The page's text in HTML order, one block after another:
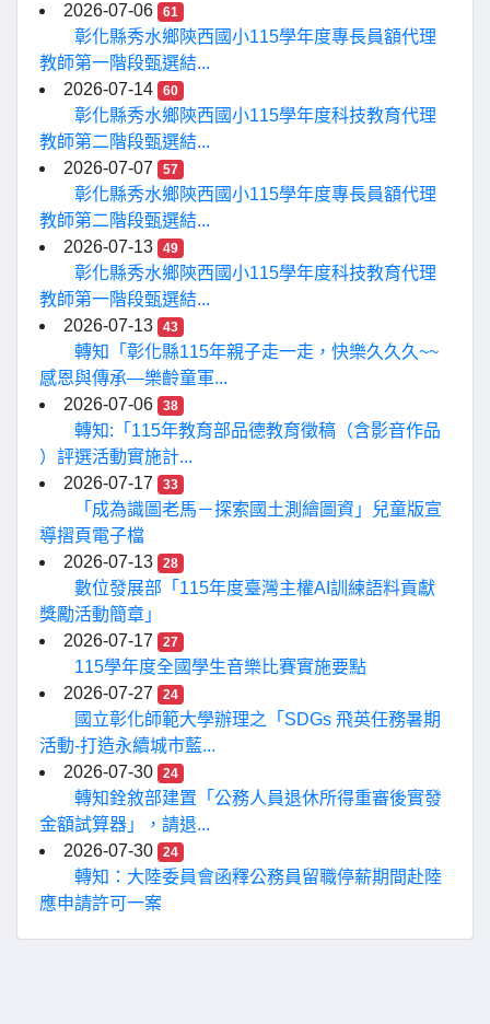
2026-07-06
61
彰化縣秀水鄉陝西國小115學年度專長員額代理
教師第一階段甄選結...
2026-07-14
60
彰化縣秀水鄉陝西國小115學年度科技教育代理
教師第二階段甄選結...
2026-07-07
57
彰化縣秀水鄉陝西國小115學年度專長員額代理
教師第二階段甄選結...
2026-07-13
49
彰化縣秀水鄉陝西國小115學年度科技教育代理
教師第一階段甄選結...
2026-07-13
43
轉知「彰化縣115年親子走一走，快樂久久久~~
感恩與傳承—樂齡童軍...
2026-07-06
38
轉知:「115年教育部品德教育徵稿（含影音作品
）評選活動實施計...
2026-07-17
33
「成為識圖老馬－探索國土測繪圖資」兒童版宣
導摺頁電子檔
2026-07-13
28
數位發展部「115年度臺灣主權AI訓練語料貢獻
獎勵活動簡章」
2026-07-17
27
115學年度全國學生音樂比賽實施要點
2026-07-27
24
國立彰化師範大學辦理之「SDGs 飛英任務暑期
活動-打造永續城市藍...
2026-07-30
24
轉知銓敘部建置「公務人員退休所得重審後實發
金額試算器」，請退...
2026-07-30
24
轉知：大陸委員會函釋公務員留職停薪期間赴陸
應申請許可一案